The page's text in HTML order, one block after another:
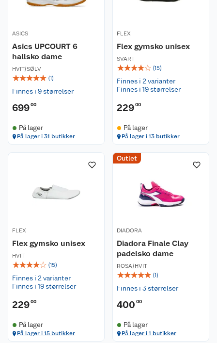
ASICS
Asics UPCOURT 6
hallsko dame
HVIT/SØLV
☆☆☆☆☆ (1)
Finnes i 9 størrelser
69900
På lager
På lager i 31 butikker
FLEX
Flex gymsko unisex
SVART
☆☆☆☆☆ (15)
Finnes i 2 varianter
Finnes i 19 størrelser
22900
På lager
På lager i 13 butikker
FLEX
Flex gymsko unisex
HVIT
☆☆☆☆☆ (15)
Finnes i 2 varianter
Finnes i 19 størrelser
22900
På lager
På lager i 15 butikker
Outlet
DIADORA
Diadora Finale Clay
padelsko dame
ROSA/HVIT
☆☆☆☆☆ (1)
Finnes i 3 størrelser
400 00
På lager
På lager i 1 butikker
Kundeservice